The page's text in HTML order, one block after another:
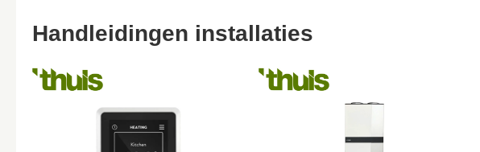
Handleidingen installaties